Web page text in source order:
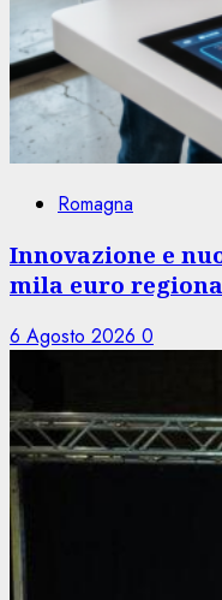
Romagna
Innovazione e
mila euro
6 Agosto 2026 0